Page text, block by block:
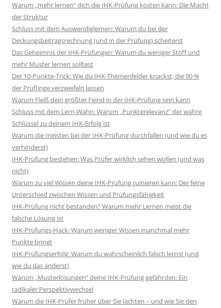
Warum „mehr lernen“ dich die IHK-Prüfung kosten kann: Die Macht
der Struktur
Schluss mit dem Auswendiglernen: Warum du bei der
Deckungsbeitragsrechnung (und in der Prüfung) scheiterst
Das Geheimnis der IHK-Prüfungen: Warum du weniger Stoff und
mehr Muster lernen solltest
Der 10-Punkte-Trick: Wie du IHK-Themenfelder knackst, die 90 %
der Prüflinge verzweifeln lassen
Warum Fleiß dein größter Feind in der IHK-Prüfung sein kann
Schluss mit dem Lern-Wahn: Warum „Punkterelevanz“ der wahre
Schlüssel zu deinem IHK-Erfolg ist
Warum die meisten bei der IHK-Prüfung durchfallen (und wie du es
verhinderst)
IHK-Prüfung bestehen: Was Prüfer wirklich sehen wollen (und was
nicht)
Warum zu viel Wissen deine IHK-Prüfung ruinieren kann: Der feine
Unterschied zwischen Wissen und Prüfungsfähigkeit
IHK-Prüfung nicht bestanden? Warum mehr Lernen meist die
falsche Lösung ist
IHK-Prüfungs-Hack: Warum weniger Wissen manchmal mehr
Punkte bringt
IHK-Prüfungserfolg: Warum du wahrscheinlich falsch lernst (und
wie du das änderst)
Warum „Musterlösungen“ deine IHK-Prüfung gefährden: Ein
radikaler Perspektivwechsel
Warum die IHK-Prüfer früher über Sie lachten – und wie Sie den